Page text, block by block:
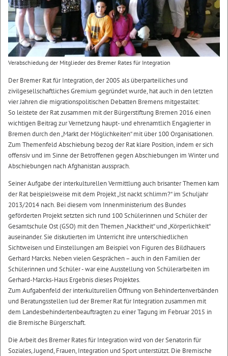
Verabschiedung der Mitglieder des Bremer Rates für Integration
Der Bremer Rat für Integration, der 2005 als überparteiliches und
zivilgesellschaftliches Gremium gegründet wurde, hat auch in den letzten
vier Jahren die migrationspolitischen Debatten Bremens mitgestaltet:
So leistete der Rat zusammen mit der Bürgerstiftung Bremen 2016 einen
wichtigen Beitrag zur Vernetzung haupt- und ehrenamtlich Engagierter in
Bremen durch den „Markt der Möglichkeiten“ mit über 100 Organisationen.
Zum Themenfeld Abschiebung bezog der Rat klare Position, indem er sich
offensiv und im Sinne der Betroffenen gegen Abschiebungen im Winter und
Abschiebungen nach Afghanistan aussprach.
Seiner Aufgabe der interkulturellen Vermittlung auch brisanter Themen kam
der Rat beispielsweise mit dem Projekt „Ist nackt schlimm?“ im Schuljahr
2013/2014 nach. Bei diesem vom Innenministerium des Bundes
geförderten Projekt setzten sich rund 100 Schülerinnen und Schüler der
Gesamtschule Ost (GSO) mit den Themen „Nacktheit“ und „Körperlichkeit“
auseinander. Sie diskutierten im Unterricht ihre unterschiedlichen
Sichtweisen und Einstellungen am Beispiel von Figuren des Bildhauers
Gerhard Marcks. Neben vielen Gesprächen – auch in den Familien der
Schülerinnen und Schüler - war eine Ausstellung von Schülerarbeiten im
Gerhard-Marcks-Haus Ergebnis dieses Projektes.
Zum Aufgabenfeld der interkulturellen Öffnung von Behindertenverbänden
und Beratungsstellen lud der Bremer Rat für Integration zusammen mit
dem Landesbehindertenbeauftragten zu einer Tagung im Februar 2015 in
die Bremische Bürgerschaft.
Die Arbeit des Bremer Rates für Integration wird von der Senatorin für
Soziales, Jugend, Frauen, Integration und Sport unterstützt. Die Bremische